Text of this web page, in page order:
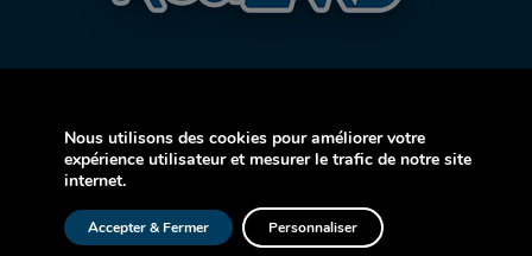
AVION
CROISIÈRE
Nous utilisons des cookies pour améliorer votre
expérience utilisateur et mesurer le trafic de notre site
internet.
Accepter & Fermer Personnaliser